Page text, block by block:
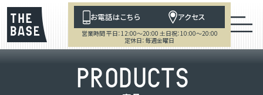
お電話はこちら アクセス
営業時間 平日：12:00～20:00 土日祝：10:00～20:00
定休日：毎週金曜日
PRODUCTS